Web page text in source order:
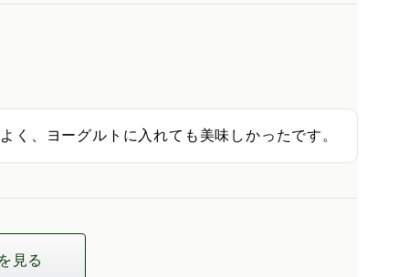
く、ヨーグルトに入れても美味しかったです。
見る